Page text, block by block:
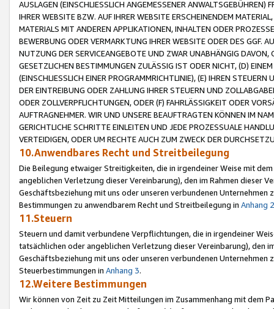
AUSLAGEN (EINSCHLIESSLICH ANGEMESSENER
IHRER WEBSITE BZW. AUF IHRER WEBSITE ERSCHEINENDEM
MATERIALS MIT ANDEREN APPLIKATIONEN, INHALTEN ODER
BEWERBUNG ODER VERMARKTUNG IHRER WEBSITE ODER DES GGF.
NUTZUNG DER SERVICEANGEBOTE UND ZWAR UNABHÄNGIG
GESETZLICHEN BESTIMMUNGEN ZULÄSSIG IST ODER NICHT, (D)
(EINSCHLIESSLICH EINER PROGRAMMRICHTLINIE), (E) IHREN
DER EINTREIBUNG ODER ZAHLUNG IHRER STEUERN UND
ODER ZOLLVERPFLICHTUNGEN, ODER (F) FAHRLÄSSIGKEIT ODER
AUFTRAGNEHMER. WIR UND UNSERE BEAUFTRAGTEN KÖNNEN IM
GERICHTLICHE SCHRITTE EINLEITEN UND JEDE PROZESSUALE
VERTEIDIGEN, ODER UM RECHTE AUCH ZUM ZWECK DER
10.Anwendbares Recht und Streitbeilegung
Die Beilegung etwaiger Streitigkeiten, die in irgendeiner Weise mit
angeblichen Verletzung dieser Vereinbarung), den im Rahmen dieser
Geschäftsbeziehung mit uns oder unseren verbundenen
Bestimmungen zu anwendbarem Recht und Streitbeilegung in Anhang 2
11.Steuern
Steuern und damit verbundene Verpflichtungen, die in irgendeiner
tatsächlichen oder angeblichen Verletzung dieser Vereinbarung), den
Geschäftsbeziehung mit uns oder unseren verbundenen
Steuerbestimmungen in Anhang 3.
12.Weitere Bestimmungen
Wir können von Zeit zu Zeit Mitteilungen im Zusammenhang mit dem